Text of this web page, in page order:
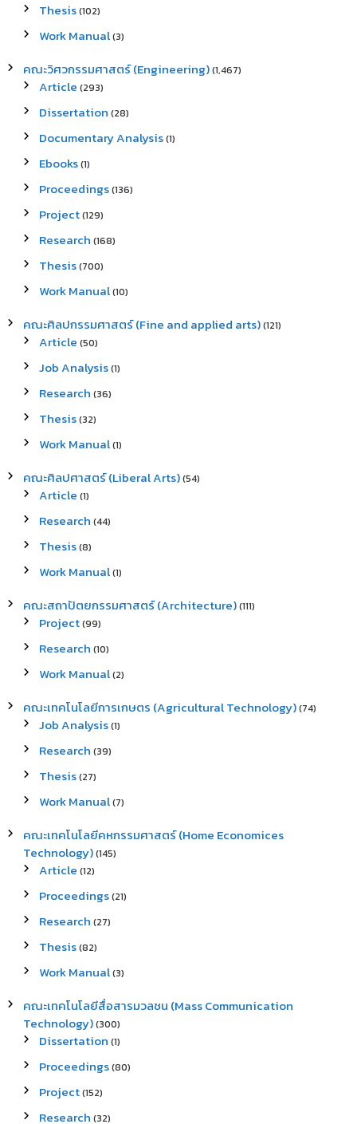
Thesis(102)
Work Manual(3)
คณะวิศวกรรมศาสตร์ (Engineering)(1,467)
Article (293)
Dissertation (28)
Documentary Analysis(1)
Ebooks(1)
Proceedings(136)
Project(129)
Research (168)
Thesis(700)
Work Manual(10)
คณะศิลปกรรมศาสตร์ (Fine and applied arts)(121)
Article (50)
Job Analysis(1)
Research (36)
Thesis(32)
Work Manual(1)
คณะศิลปศาสตร์ (Liberal Arts)(54)
Article (1)
Research (44)
Thesis(8)
Work Manual(1)
คณะสถาปัตยกรรมศาสตร์ (Architecture)(111)
Project(99)
Research (10)
Work Manual(2)
คณะเทคโนโลยีการเกษตร (Agricultural Technology)(74)
Job Analysis(1)
Research (39)
Thesis(27)
Work Manual(7)
คณะเทคโนโลยีคหกรรมศาสตร์ (Home Economices
Technology)(145)
Article (12)
Proceedings(21)
Research (27)
Thesis(82)
Work Manual(3)
คณะเทคโนโลยีสื่อสารมวลชน (Mass Communication
Technology)(300)
Dissertation (1)
Proceedings(80)
Project(152)
Research (32)